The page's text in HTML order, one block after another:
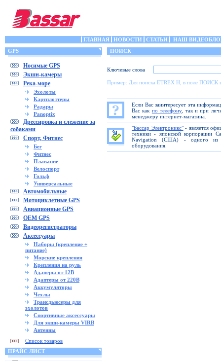
ГЛАВНАЯ НОВОСТИ СТАТЬИ
НАШ
GPS
Носимые GPS
Экшн-камеры
Река-море
Эхолоты
Картплоттеры
Радары
Panoptix
Дрессировка и слежение за
собаками
Спорт, Фитнес
Бег
Фитнес
Плавание
Велоспорт
Гольф
Универсальные
Автомобильные
Мотоциклетные GPS
Авиационные GPS
OEM GPS
Видеорегистраторы
Аксессуары
Наборы (крепление +
питание)
Морские крепления
Крепления на руль
Адаперы от 12В
Адаптеры от 220В
Аккумуляторы
Чехлы
Трансдьюсеры для
эхолотов
Спортивные аксессуары
Для экшн-камеры VIRB
Антенны
Список товаров
ПРАЙС ЛИСТ
ПОИСК
Ключевые слова
Пример: Для поиска ETREX H, в поле ПОИСК
Если Вас заинтересует эта
Вас как по телефону, так и при
менеджеру интернет-магазина.
"Бассар Электроникс"- является
техники - японской корпорации
Navigation (США) - одного из
оборудования.